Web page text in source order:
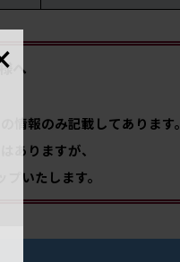
へ
情報のみ記載してあります。
ありますが、
いたします。